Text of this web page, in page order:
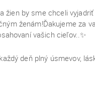
žien by sme chceli
ženám!Ďakujeme za
vašich cieľov..✨
deň plný úsmevov,